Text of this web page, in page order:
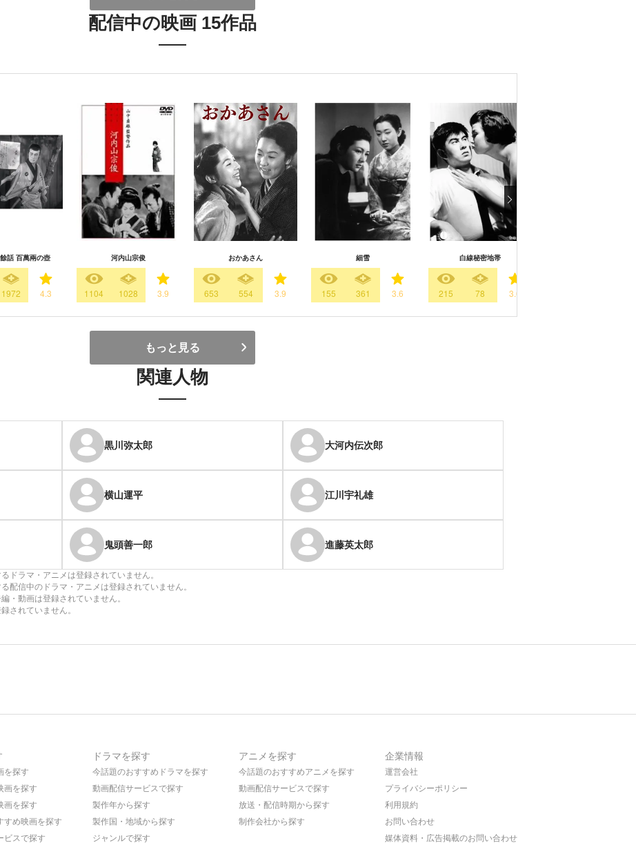
配信中の映画 15作品
話 百萬兩の壺
1972 4.3
河内山宗俊
1104 1028 3.9
おかあさん
653 554 3.9
細雪
155 361 3.6
白線秘密地帯
215 78 3.0
もっと見る
関連人物
黒川弥太郎 大河内伝次郎
横山運平 江川宇礼雄
鬼頭善一郎 進藤英太郎
ドラマ・アニメは登録されていません。
配信中のドラマ・アニメは登録されていません。
・動画は登録されていません。
されていません。
を探す
画を探す
画を探す
すめ映画を探す
ビスで探す
ドラマを探す
今話題のおすすめドラマを探す
動画配信サービスで探す
製作年から探す
製作国・地域から探す
ジャンルで探す
アニメを探す
今話題のおすすめアニメを探す
動画配信サービスで探す
放送・配信時期から探す
制作会社から探す
企業情報
運営会社
プライバシーポリシー
利用規約
お問い合わせ
媒体資料・広告掲載のお問い合わせ